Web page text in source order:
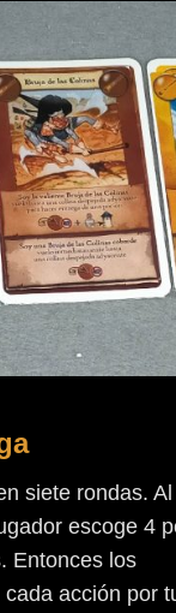
siete rondas.
escoge 4
Entonces los
acción por